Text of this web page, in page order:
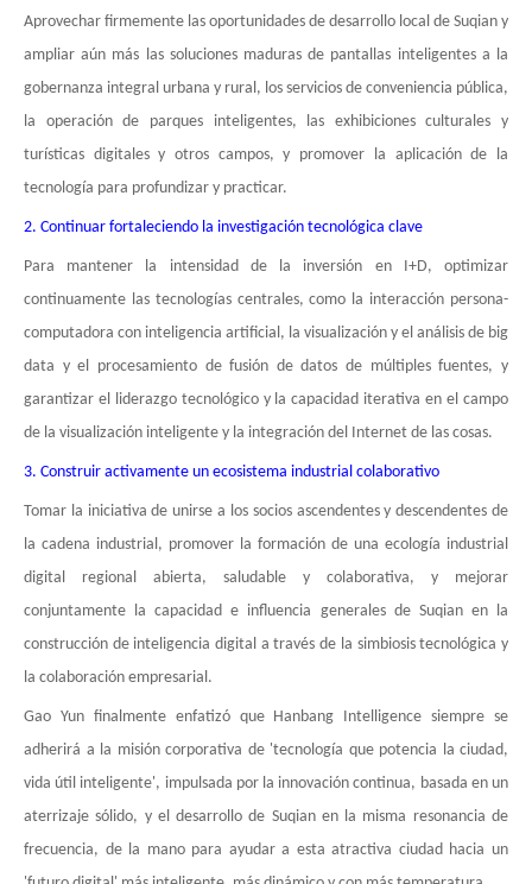
Aprovechar firmemente las oportunidades de desarrollo local de Suqian y
ampliar aún más las soluciones maduras de pantallas inteligentes a la
gobernanza integral urbana y rural, los servicios de conveniencia pública,
la operación de parques inteligentes, las exhibiciones culturales y
turísticas digitales y otros campos, y promover la aplicación de la
tecnología para profundizar y practicar.
2. Continuar fortaleciendo la investigación tecnológica clave
Para mantener la intensidad de la inversión en I+D, optimizar
continuamente las tecnologías centrales, como la interacción persona-
computadora con inteligencia artificial, la visualización y el análisis de big
data y el procesamiento de fusión de datos de múltiples fuentes, y
garantizar el liderazgo tecnológico y la capacidad iterativa en el campo
de la visualización inteligente y la integración del Internet de las cosas.
3. Construir activamente un ecosistema industrial colaborativo
Tomar la iniciativa de unirse a los socios ascendentes y descendentes de
la cadena industrial, promover la formación de una ecología industrial
digital regional abierta, saludable y colaborativa, y mejorar
conjuntamente la capacidad e influencia generales de Suqian en la
construcción de inteligencia digital a través de la simbiosis tecnológica y
la colaboración empresarial.
Gao Yun finalmente enfatizó que Hanbang Intelligence siempre se
adherirá a la misión corporativa de 'tecnología que potencia la ciudad,
vida útil inteligente', impulsada por la innovación continua, basada en un
aterrizaje sólido, y el desarrollo de Suqian en la misma resonancia de
frecuencia, de la mano para ayudar a esta atractiva ciudad hacia un